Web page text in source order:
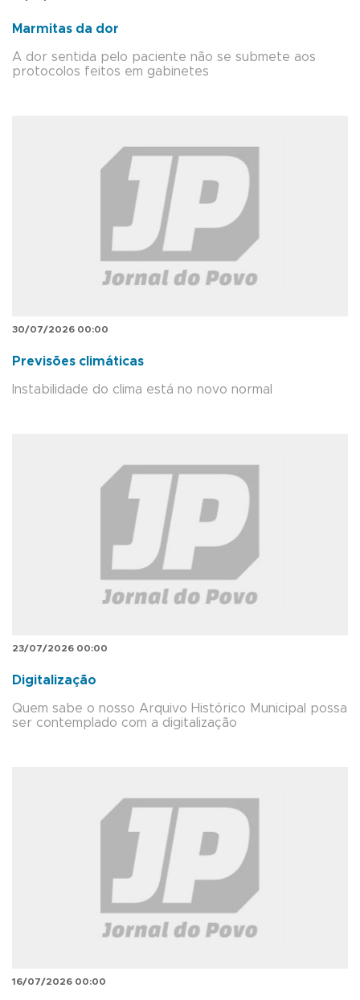
Marmitas da dor
A dor sentida pelo paciente não se submete aos
protocolos feitos em gabinetes
30/07/2026 00:00
Previsões climáticas
Instabilidade do clima está no novo normal
23/07/2026 00:00
Digitalização
Quem sabe o nosso Arquivo Histórico Municipal possa
ser contemplado com a digitalização
16/07/2026 00:00